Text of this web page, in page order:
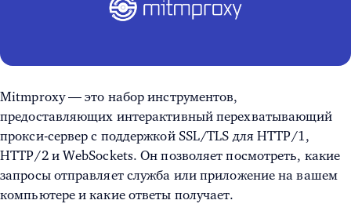
Mitmproxy — это набор инструментов,
предоставляющих интерактивный перехватывающий
прокси-сервер с поддержкой SSL/TLS для HTTP/1,
HTTP/2 и WebSockets. Он позволяет посмотреть, какие
запросы отправляет служба или приложение на вашем
компьютере и какие ответы получает.